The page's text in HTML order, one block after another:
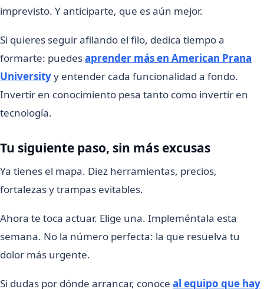
imprevisto. Y anticiparte, que es aún mejor.
Si quieres seguir afilando el filo, dedica tiempo a
formarte: puedesaprender más en American Prana
Universityy entender cada funcionalidad a fondo.
Invertir en conocimiento pesa tanto como invertir en
tecnología.
Tu siguiente paso, sin más excusas
Ya tienes el mapa. Diez herramientas, precios,
fortalezas y trampas evitables.
Ahora te toca actuar. Elige una. Impleméntala esta
semana. No la número perfecta: la que resuelva tu
dolor más urgente.
Si dudas por dónde arrancar, conoce al equipo que hay